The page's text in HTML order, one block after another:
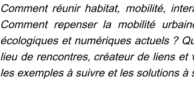
Comment réunir habitat, mobilité,
Comment repenser la mobilité
écologiques et numériques actuels ?
lieu de rencontres, créateur de liens et
les exemples à suivre et les solutions à